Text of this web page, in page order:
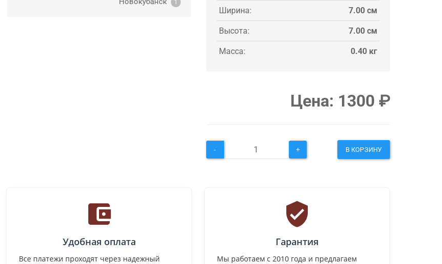
1
Ширина: 7.00 см
Высота: 7.00 см
Масса: 0.40 кг
Цена: 1300 ₽
- + В КОРЗИНУ
Удобная оплата
Все платежи проходят через надежный
Гарантия
Мы работаем с 2010 года и предлагаем